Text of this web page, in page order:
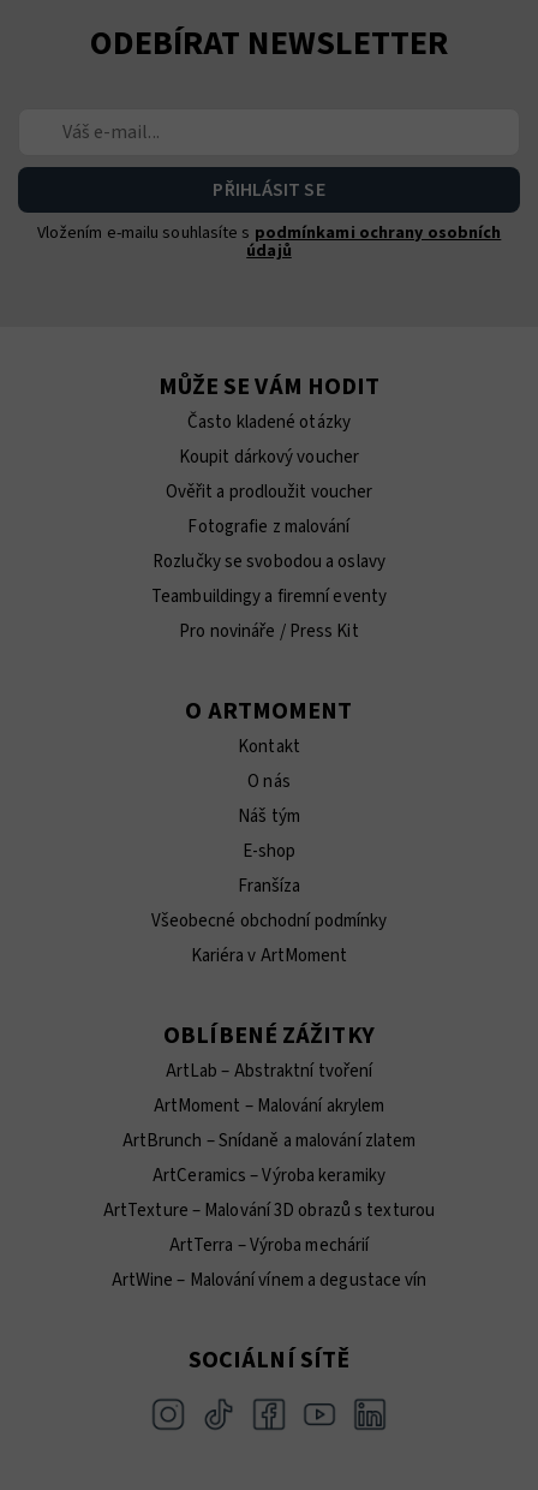
ODEBÍRAT NEWSLETTER
Vložením e-mailu souhlasíte s podmínkami ochrany osobních
údajů
MŮŽE SE VÁM HODIT
Často kladené otázky
Koupit dárkový voucher
Ověřit a prodloužit voucher
Fotografie z malování
Rozlučky se svobodou a oslavy
Teambuildingy a firemní eventy
Pro novináře / Press Kit
O ARTMOMENT
Kontakt
O nás
Náš tým
E-shop
Franšíza
Všeobecné obchodní podmínky
Kariéra v ArtMoment
OBLÍBENÉ ZÁŽITKY
ArtLab – Abstraktní tvoření
ArtMoment – Malování akrylem
ArtBrunch – Snídaně a malování zlatem
ArtCeramics – Výroba keramiky
ArtTexture – Malování 3D obrazů s texturou
ArtTerra – Výroba mechárií
ArtWine – Malování vínem a degustace vín
SOCIÁLNÍ SÍTĚ